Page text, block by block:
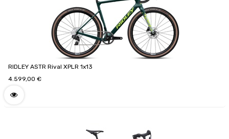
RIDLEY ASTR Rival XPLR 1x13
4.599,00 €